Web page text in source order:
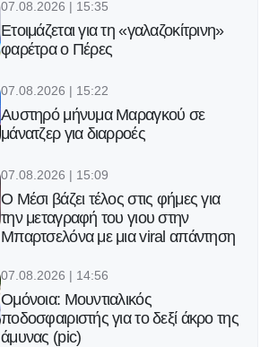
07.08.2026 | 15:35
Ετοιμάζεται για τη «γαλαζοκίτρινη»
φαρέτρα ο Πέρες
07.08.2026 | 15:22
Αυστηρό μήνυμα Μαραγκού σε
μάνατζερ για διαρροές
07.08.2026 | 15:09
Ο Μέσι βάζει τέλος στις φήμες για
την μεταγραφή του γιου στην
Μπαρτσελόνα με μια viral απάντηση
07.08.2026 | 14:56
Ομόνοια: Μουντιαλικός
ποδοσφαιριστής για το δεξί άκρο της
άμυνας (pic)